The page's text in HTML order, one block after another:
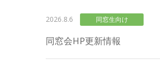
2026.8.6 同窓生向け
同窓会HP更新情報